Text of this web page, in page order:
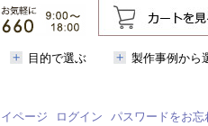
目的で選ぶ 製作事例から
ページ ログイン パスワードをお忘